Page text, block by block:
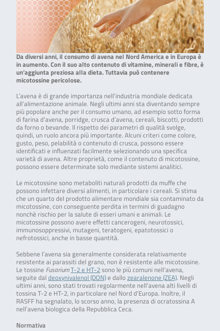
Da diversi anni, il consumo di avena nel Nord America e in Europa è
in aumento. Con il suo alto contenuto di vitamine, minerali e fibre, è
un’aggiunta preziosa alla dieta. Tuttavia può contenere
micotossine pericolose.
L’avena è di grande importanza nell’industria mondiale dedicata
all’alimentazione animale. Negli ultimi anni sta diventando sempre
più popolare anche per il consumo umano, ad esempio sotto forma
di farina d’avena, porridge, crusca d’avena, cereali, biscotti, prodotti
da forno o bevande. Il rispetto dei parametri di qualità svolge,
quindi, un ruolo ancora più importante. Alcuni criteri come colore,
gusto, peso, pelabilità o contenuto di crusca, possono essere
identificati e influenzati facilmente selezionando una specifica
varietà di avena. Altre proprietà, come il contenuto di micotossine,
possono essere determinate solo mediante sistemi analitici.
Le micotossine sono metaboliti naturali prodotti da muffe che
possono infettare diversi alimenti, in particolare i cereali. Si stima
che un quarto del prodotto alimentare mondiale sia contaminato da
micotossine, con conseguente perdita in termini di guadagno
nonchè rischio per la salute di esseri umani e animali. Le
micotossine possono avere effetti cancerogeni, neurotossici,
immunosoppressivi, mutageni, teratogeni, epatotossici o
nefrotossici, anche in basse quantità.
Sebbene l’avena sia generalmente considerata relativamente
resistente ai parassiti del grano, non è resistente alle micotossine.
Le tossine FusariumT-2 e HT-2sono le più comuni nell’avena,
seguite dal deoxynivalenol (DON)e dallozearalenone (ZEA). Negli
ultimi anni, sono stati trovati regolarmente nell’avena alti livelli di
tossina T-2 e HT-2, in particolare nel Nord d’Europa. Inoltre, il
RASFF ha segnalato, lo scorso anno, la presenza di ocratossina A
nell’avena biologica della Repubblica Ceca.
Normativa